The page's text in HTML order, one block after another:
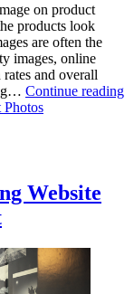
on product
products look
are often the
images, online
and overall
Continue reading
Website